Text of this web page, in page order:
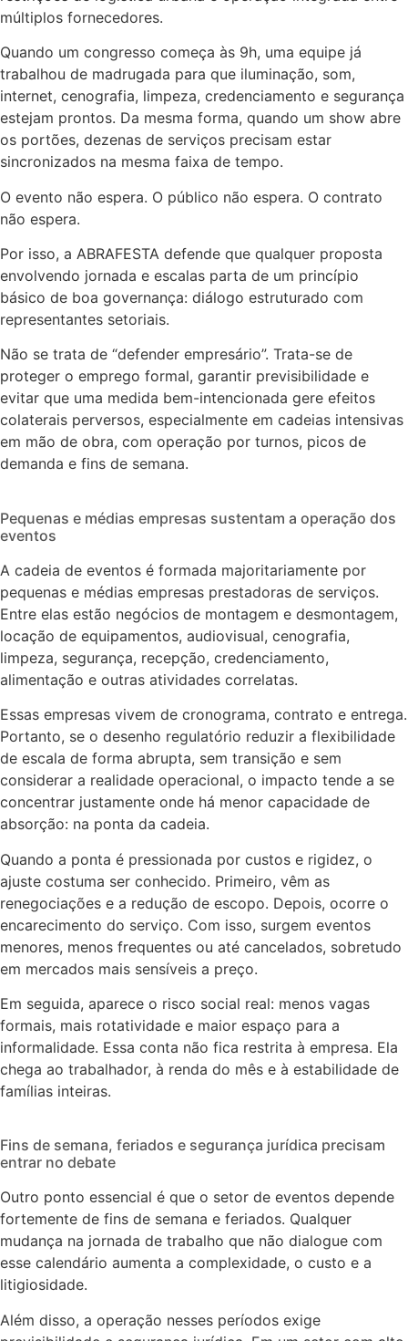
múltiplos fornecedores.
Quando um congresso começa às 9h, uma equipe já
trabalhou de madrugada para que iluminação, som,
internet, cenografia, limpeza, credenciamento e segurança
estejam prontos. Da mesma forma, quando um show abre
os portões, dezenas de serviços precisam estar
sincronizados na mesma faixa de tempo.
O evento não espera. O público não espera. O contrato
não espera.
Por isso, a ABRAFESTA defende que qualquer proposta
envolvendo jornada e escalas parta de um princípio
básico de boa governança: diálogo estruturado com
representantes setoriais.
Não se trata de “defender empresário”. Trata-se de
proteger o emprego formal, garantir previsibilidade e
evitar que uma medida bem-intencionada gere efeitos
colaterais perversos, especialmente em cadeias intensivas
em mão de obra, com operação por turnos, picos de
demanda e fins de semana.
Pequenas e médias empresas sustentam a operação dos
eventos
A cadeia de eventos é formada majoritariamente por
pequenas e médias empresas prestadoras de serviços.
Entre elas estão negócios de montagem e desmontagem,
locação de equipamentos, audiovisual, cenografia,
limpeza, segurança, recepção, credenciamento,
alimentação e outras atividades correlatas.
Essas empresas vivem de cronograma, contrato e entrega.
Portanto, se o desenho regulatório reduzir a flexibilidade
de escala de forma abrupta, sem transição e sem
considerar a realidade operacional, o impacto tende a se
concentrar justamente onde há menor capacidade de
absorção: na ponta da cadeia.
Quando a ponta é pressionada por custos e rigidez, o
ajuste costuma ser conhecido. Primeiro, vêm as
renegociações e a redução de escopo. Depois, ocorre o
encarecimento do serviço. Com isso, surgem eventos
menores, menos frequentes ou até cancelados, sobretudo
em mercados mais sensíveis a preço.
Em seguida, aparece o risco social real: menos vagas
formais, mais rotatividade e maior espaço para a
informalidade. Essa conta não fica restrita à empresa. Ela
chega ao trabalhador, à renda do mês e à estabilidade de
famílias inteiras.
Fins de semana, feriados e segurança jurídica precisam
entrar no debate
Outro ponto essencial é que o setor de eventos depende
fortemente de fins de semana e feriados. Qualquer
mudança na jornada de trabalho que não dialogue com
esse calendário aumenta a complexidade, o custo e a
litigiosidade.
Além disso, a operação nesses períodos exige